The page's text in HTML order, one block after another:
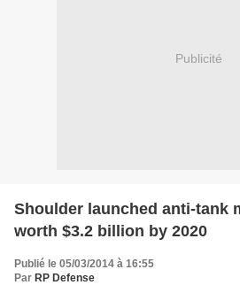
Publicité
Shoulder launched anti-tank
worth $3.2 billion by 2020
Publié le 05/03/2014 à 16:55
Par RP Defense